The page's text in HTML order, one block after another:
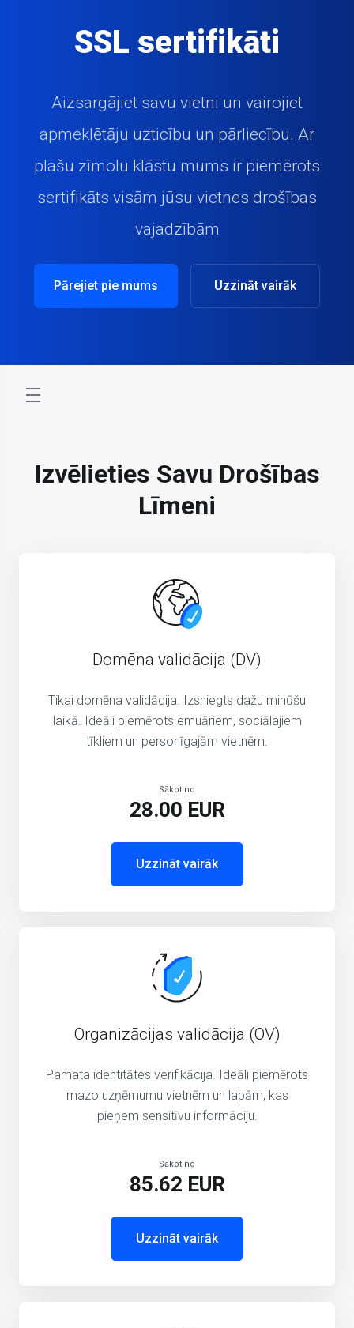
SSL sertifikāti
Aizsargājiet savu vietni un vairojiet
apmeklētāju uzticību un pārliecību. Ar
plašu zīmolu klāstu mums ir piemērots
sertifikāts visām jūsu vietnes drošības
vajadzībām
Pārejiet pie mums Uzzināt vairāk
store.toggleNav
Izvēlieties Savu Drošības
Līmeni
Domēna validācija (DV)
Tikai domēna validācija. Izsniegts dažu minūšu
laikā. Ideāli piemērots emuāriem, sociālajiem
tīkliem un personīgajām vietnēm.
Sākot no
28.00 EUR
Uzzināt vairāk
Organizācijas validācija (OV)
Pamata identitātes verifikācija. Ideāli piemērots
mazo uzņēmumu vietnēm un lapām, kas
pieņem sensitīvu informāciju.
Sākot no
85.62 EUR
Uzzināt vairāk